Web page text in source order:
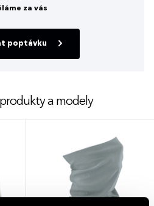
za vás
poptávku
a modely